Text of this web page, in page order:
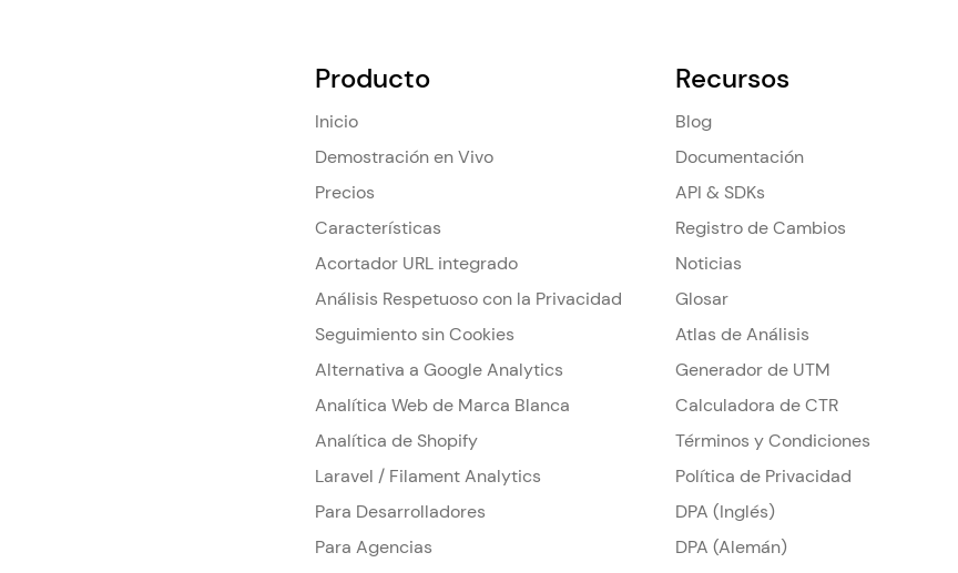
Producto
Inicio
Demostración en Vivo
Precios
Características
Acortador URL integrado
Análisis Respetuoso con la Privacidad
Seguimiento sin Cookies
Alternativa a Google Analytics
Analítica Web de Marca Blanca
Analítica de Shopify
Laravel / Filament Analytics
Para Desarrolladores
Para Agencias
Recursos
Blog
Documentación
API & SDKs
Registro de Cambios
Noticias
Glosar
Atlas de Análisis
Generador de UTM
Calculadora de CTR
Términos y Condiciones
Política de Privacidad
DPA (Inglés)
DPA (Alemán)